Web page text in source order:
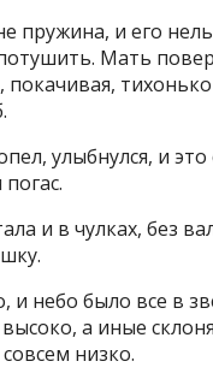
пружина, и его
Мать
покачивая,
улыбнулся, и
и в чулках, без
и небо было все в
а иные
низко.